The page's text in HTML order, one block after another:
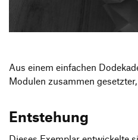
Aus einem einfachen
Modulen zusammen
Entstehung